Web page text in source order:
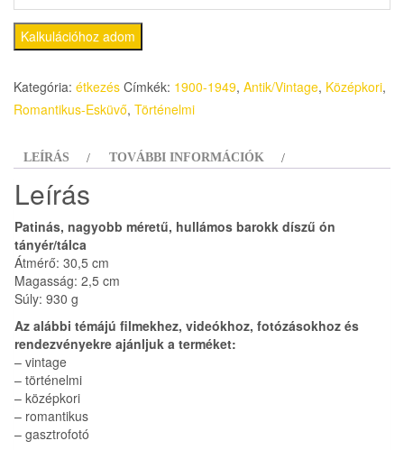
Kalkulációhoz adom
Kategória: étkezés Címkék: 1900-1949, Antik/Vintage, Középkori,
Romantikus-Esküvő, Történelmi
LEÍRÁS TOVÁBBI INFORMÁCIÓK
Leírás
Patinás, nagyobb méretű, hullámos barokk díszű ón
tányér/tálca
Átmérő: 30,5 cm
Magasság: 2,5 cm
Súly: 930 g
Az alábbi témájú filmekhez, videókhoz, fotózásokhoz és
rendezvényekre ajánljuk a terméket:
– vintage
– történelmi
– középkori
– romantikus
– gasztrofotó